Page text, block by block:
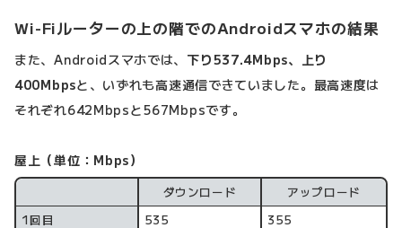
Wi-Fiルーターの上の階でのAndroidスマホの結果
また、Androidスマホでは、 下り537.4Mbps、上り
400Mbpsと、いずれも高速通信できていました。最高速度は
それぞれ642Mbpsと567Mbpsです。
屋上（単位：Mbps）
ダウンロード
アップロード
1回目
535
355